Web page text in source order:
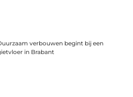
verbouwen begint bij een
in Brabant